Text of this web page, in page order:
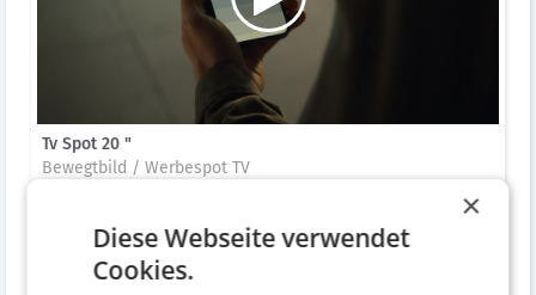
Tv Spot 20 "
Bewegtbild / Werbespot TV
×
Diese Webseite verwendet
Cookies.